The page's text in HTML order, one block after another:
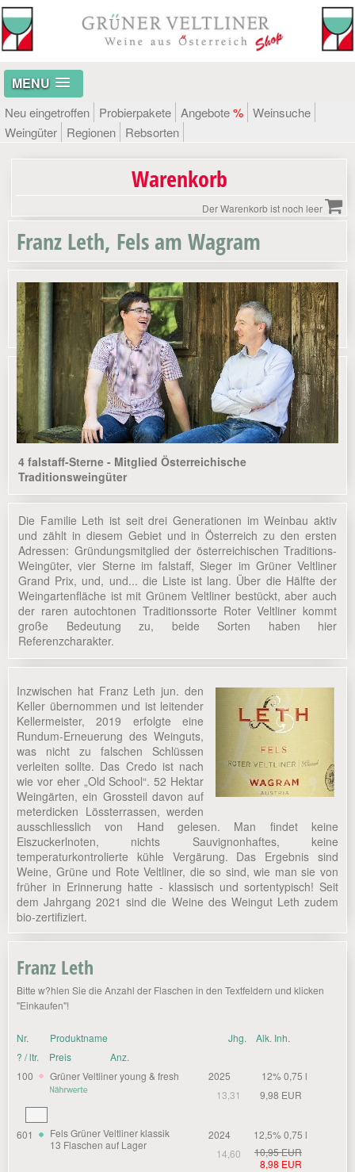
MENU
Neu eingetroffen Probierpakete Angebote% Weinsuche
Weingüter
Regionen Rebsorten
Warenkorb
Der Warenkorb ist noch leer
Franz Leth, Fels am Wagram
4 falstaff-Sterne - Mitglied Österreichische
Traditionsweingüter
Die Familie Leth ist seit drei Generationen im Weinbau aktiv
und zählt in diesem Gebiet und in Österreich zu den ersten
Adressen: Gründungsmitglied der österreichischen Traditions-
Weingüter, vier Sterne im falstaff, Sieger im Grüner Veltliner
Grand Prix, und, und... die Liste ist lang. Über die Hälfte der
Weingartenfläche ist mit Grünem Veltliner bestückt, aber auch
der raren autochtonen Traditionssorte Roter Veltliner kommt
große Bedeutung zu, beide Sorten haben hier
Referenzcharakter.
Inzwischen hat Franz Leth jun. den
Keller übernommen und ist leitender
Kellermeister, 2019 erfolgte eine
Rundum-Erneuerung des Weinguts,
was nicht zu falschen Schlüssen
verleiten sollte. Das Credo ist nach
wie vor eher „Old School“. 52 Hektar
Weingärten, ein Grossteil davon auf
meterdicken Lössterrassen, werden
ausschliesslich von Hand gelesen. Man findet keine
Eiszuckerlnoten, nichts Sauvignonhaftes, keine
temperaturkontrolierte kühle Vergärung. Das Ergebnis sind
Weine, Grüne und Rote Veltliner, die so sind, wie man sie von
früher in Erinnerung hatte - klassisch und sortentypisch! Seit
dem Jahrgang 2021 sind die Weine des Weingut Leth zudem
bio-zertifiziert.
Franz Leth
Bitte w?hlen Sie die Anzahl der Flaschen in den Textfeldern und klicken
"Einkaufen"!
Nr. Produktname Jhg.
Alk. Inh.
? / ltr.
Preis
Anz.
100
Grüner Veltliner young & fresh 2025
12% 0,75 l
13,31
9,98 EUR
601
Fels Grüner Veltliner klassik
13 Flaschen auf Lager
2024
12,5% 0,75 l
14,60
10,95 EUR
8,98 EUR